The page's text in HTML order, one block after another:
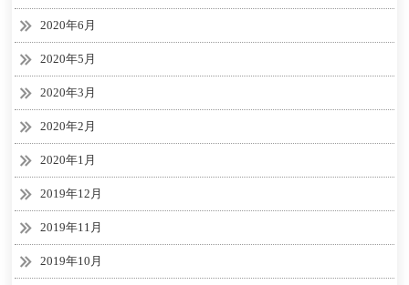
2020年6月
2020年5月
2020年3月
2020年2月
2020年1月
2019年12月
2019年11月
2019年10月